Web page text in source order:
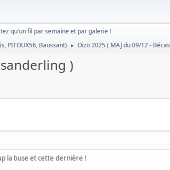
qu'un fil par semaine et par galerie !
, PITOUX56, Baussant) ► Oizo 2025 ( MAJ du 09/12 -
)
la buse et cette dernière !